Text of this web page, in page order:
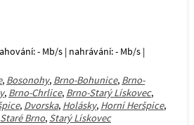
- Mb/s | nahrávání: - Mb/s |
, Bosonohy, Brno-Bohunice, Brno-
, Brno-Chrlice, Brno-Starý Lískovec,
, Dvorska, Holásky, Horní Heršpice,
Staré Brno, Starý Lískovec